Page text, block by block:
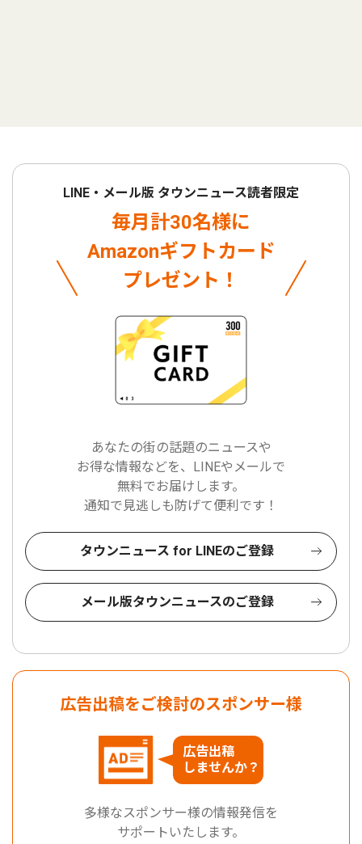
LINE・メール版 タウンニュース読者限定
毎月計30名様に
Amazonギフトカード
プレゼント！
あなたの街の話題のニュースや
お得な情報などを、LINEやメールで
無料でお届けします。
通知で見逃しも防げて便利です！
タウンニュース for LINEのご登録
メール版タウンニュースのご登録
広告出稿をご検討のスポンサー様
広告出稿
しませんか？
多様なスポンサー様の情報発信を
サポートいたします。